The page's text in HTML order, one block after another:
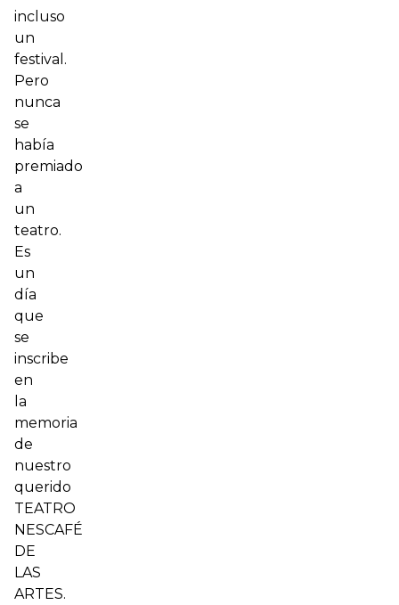
incluso
un
festival.
Pero
nunca
se
había
premiado
a
un
teatro.
Es
un
día
que
se
inscribe
en
la
memoria
de
nuestro
querido
TEATRO
NESCAFÉ
DE
LAS
ARTES.